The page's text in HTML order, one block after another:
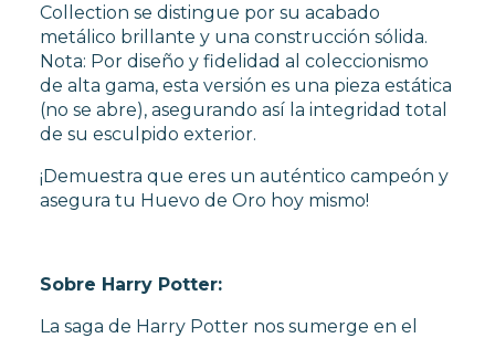
Collection se distingue por su acabado
metálico brillante y una construcción sólida.
Nota: Por diseño y fidelidad al coleccionismo
de alta gama, esta versión es una pieza estática
(no se abre), asegurando así la integridad total
de su esculpido exterior.
¡Demuestra que eres un auténtico campeón y
asegura tu Huevo de Oro hoy mismo!
Sobre Harry Potter:
La saga de Harry Potter nos sumerge en el